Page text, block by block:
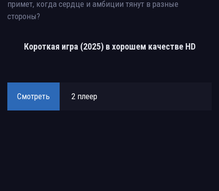
примет, когда сердце и амбиции тянут в разные
стороны?
Короткая игра (2025) в хорошем качестве HD
Смотреть 2 плеер